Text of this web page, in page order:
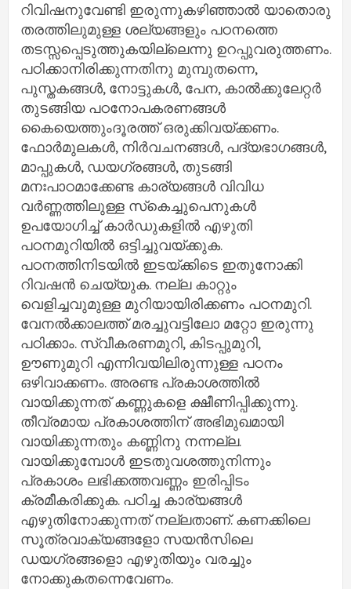
റിവിഷനുവേണ്ടി ഇരുന്നുകഴിഞ്ഞാല്‍ യാതൊരു
തരത്തിലുമുള്ള ശല്യങ്ങളും പഠനത്തെ
തടസ്സപ്പെടുത്തുകയില്ലെന്നു ഉറപ്പുവരുത്തണം.
പഠിക്കാനിരിക്കുന്നതിനു മുമ്പുതന്നെ,
പുസ്തകങ്ങള്‍, നോട്ടുകള്‍, പേന, കാല്‍ക്കുലേറ്റര്‍
തുടങ്ങിയ പഠനോപകരണങ്ങള്‍
കൈയെത്തുംദൂരത്ത് ഒരുക്കിവയ്ക്കണം.
ഫോര്‍മുലകള്‍, നിര്‍വചനങ്ങള്‍, പദ്യഭാഗങ്ങള്‍,
മാപ്പുകള്‍, ഡയഗ്രങ്ങള്‍, തുടങ്ങി
മനഃപാഠമാക്കേണ്ട കാര്യങ്ങള്‍ വിവിധ
വര്‍ണ്ണത്തിലുള്ള സ്‌കെച്ചുപെനുകള്‍
ഉപയോഗിച്ച് കാര്‍ഡുകളില്‍ എഴുതി
പഠനമുറിയില്‍ ഒട്ടിച്ചുവയ്ക്കുക.
പഠനത്തിനിടയില്‍ ഇടയ്ക്കിടെ ഇതുനോക്കി
റിവഷന്‍ ചെയ്യുക. നല്ല കാറ്റും
വെളിച്ചവുമുള്ള മുറിയായിരിക്കണം പഠനമുറി.
വേനല്‍ക്കാലത്ത് മരച്ചുവട്ടിലോ മറ്റോ ഇരുന്നു
പഠിക്കാം. സ്വീകരണമുറി, കിടപ്പുമുറി,
ഊണുമുറി എന്നിവയിലിരുന്നുള്ള പഠനം
ഒഴിവാക്കണം. അരണ്ട പ്രകാശത്തില്‍
വായിക്കുന്നത് കണ്ണുകളെ ക്ഷീണിപ്പിക്കുന്നു.
തീവ്രമായ പ്രകാശത്തിന് അഭിമുഖമായി
വായിക്കുന്നതും കണ്ണിനു നന്നല്ല.
വായിക്കുമ്പോള്‍ ഇടതുവശത്തുനിന്നും
പ്രകാശം ലഭിക്കത്തവണ്ണം ഇരിപ്പിടം
ക്രമീകരിക്കുക. പഠിച്ച കാര്യങ്ങള്‍
എഴുതിനോക്കുന്നത് നല്ലതാണ്. കണക്കിലെ
സൂത്രവാക്യങ്ങളോ സയന്‍സിലെ
ഡയഗ്രങ്ങളൊ എഴുതിയും വരച്ചും
നോക്കുകതന്നെവേണം.